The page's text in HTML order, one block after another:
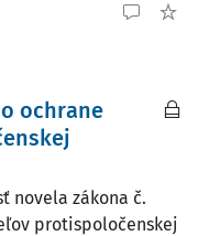
ochrane
novela zákona č.
protispoločenskej